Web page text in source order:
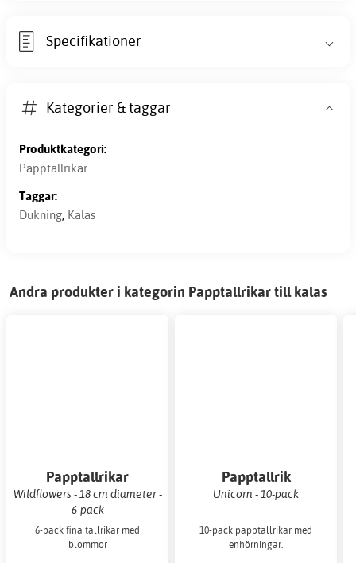
Specifikationer
Kategorier & taggar
Produktkategori:
Papptallrikar
Taggar:
Dukning, Kalas
Andra produkter i kategorin Papptallrikar till kalas
Papptallrikar
Wildflowers - 18 cm diameter -
6-pack
6-pack fina tallrikar med
blommor
Papptallrik
Unicorn - 10-pack
10-pack papptallrikar med
enhörningar.